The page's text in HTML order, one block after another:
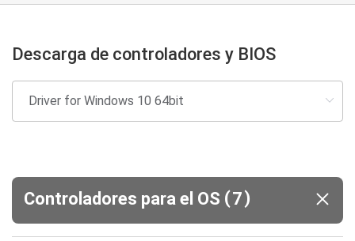
Descarga de controladores y BIOS
Controladores para el OS (7)